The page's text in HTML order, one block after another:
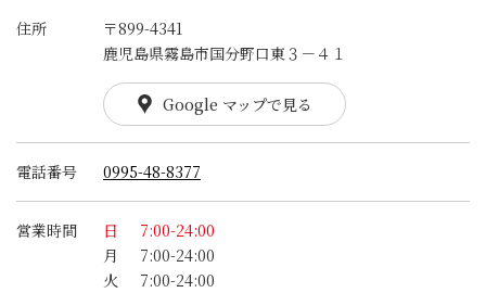
住所
〒899-4341
鹿児島県霧島市国分野口東３－４１
Google マップで見る
電話番号 0995-48-8377
営業時間 日
7:00-24:00
月
7:00-24:00
火
7:00-24:00